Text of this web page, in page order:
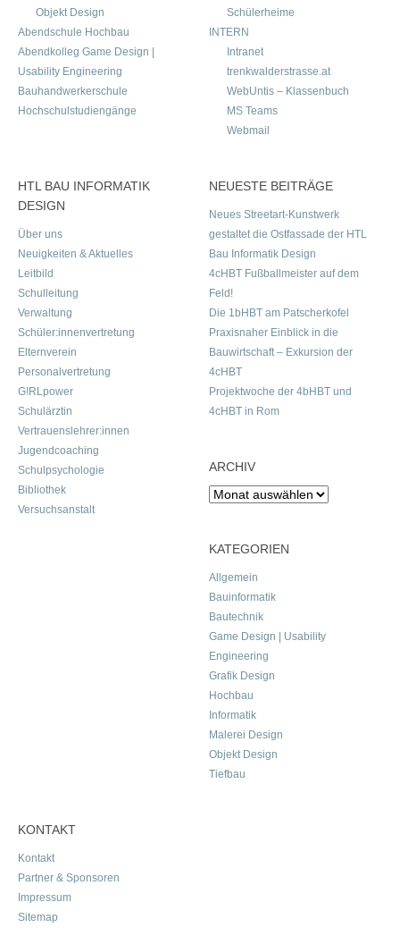
Objekt Design
Abendschule Hochbau
Abendkolleg Game Design |
Usability Engineering
Bauhandwerkerschule
Hochschulstudiengänge
Schülerheime
INTERN
Intranet
trenkwalderstrasse.at
WebUntis – Klassenbuch
MS Teams
Webmail
HTL BAU INFORMATIK
DESIGN
Über uns
Neuigkeiten & Aktuelles
Leitbild
Schulleitung
Verwaltung
Schüler:innenvertretung
Elternverein
Personalvertretung
G!RLpower
Schulärztin
Vertrauenslehrer:innen
Jugendcoaching
Schulpsychologie
Bibliothek
Versuchsanstalt
NEUESTE BEITRÄGE
Neues Streetart-Kunstwerk
gestaltet die Ostfassade der HTL
Bau Informatik Design
4cHBT Fußballmeister auf dem
Feld!
Die 1bHBT am Patscherkofel
Praxisnaher Einblick in die
Bauwirtschaft – Exkursion der
4cHBT
Projektwoche der 4bHBT und
4cHBT in Rom
ARCHIV
Archiv
KATEGORIEN
Allgemein
Bauinformatik
Bautechnik
Game Design | Usability
Engineering
Grafik Design
Hochbau
Informatik
Malerei Design
Objekt Design
Tiefbau
KONTAKT
Kontakt
Partner & Sponsoren
Impressum
Sitemap